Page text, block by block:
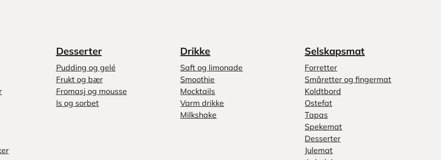
Desserter
Pudding og gelé
Frukt og bær
Fromasj og mousse
Is og sorbet
Drikke
Saft og limonade
Smoothie
Mocktails
Varm drikke
Milkshake
Selskapsmat
Forretter
Småretter og fingermat
Koldtbord
Ostefat
Tapas
Spekemat
Desserter
Julemat